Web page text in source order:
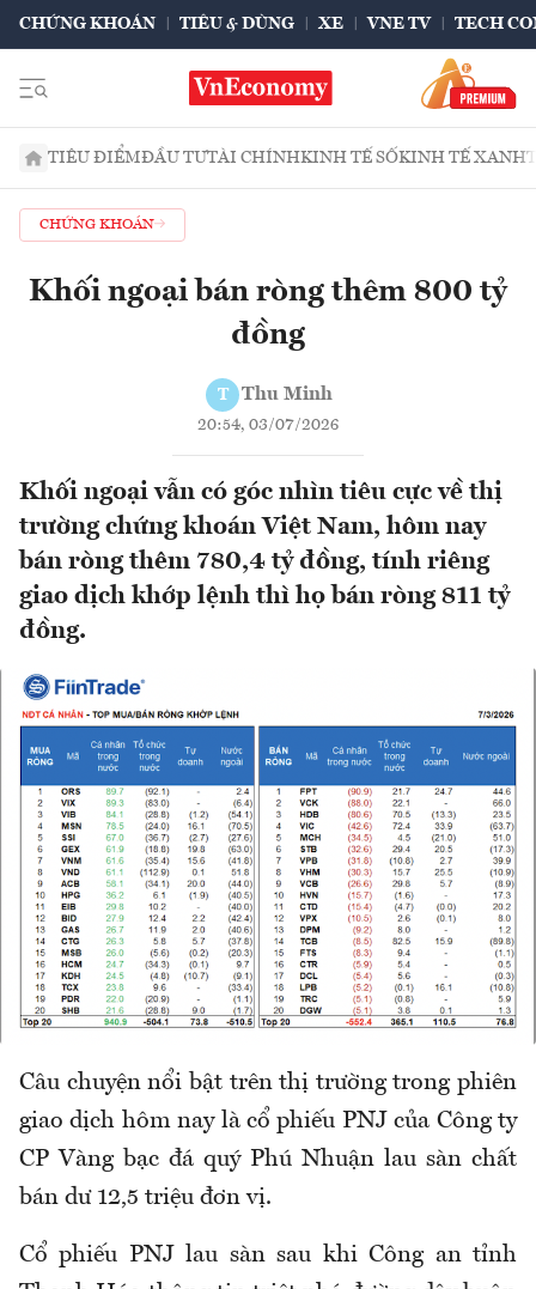
CHỨNG KHOÁN TIÊU & DÙNG XE VNE TV TECH
TIÊU ĐIỂMĐẦU TƯTÀI CHÍNHKINH TẾ SỐKINH TẾ XANH
CHỨNG KHOÁN
Khối ngoại bán ròng thêm 800 tỷ
đồng
T Thu Minh
20:54, 03/07/2026
Khối ngoại vẫn có góc nhìn tiêu cực về thị
trường chứng khoán Việt Nam, hôm nay
bán ròng thêm 780,4 tỷ đồng, tính riêng
giao dịch khớp lệnh thì họ bán ròng 811 tỷ
đồng.
Câu chuyện nổi bật trên thị trường trong phiên
giao dịch hôm nay là cổ phiếu PNJ của Công ty
CP Vàng bạc đá quý Phú Nhuận lau sàn chất
bán dư 12,5 triệu đơn vị.
Cổ phiếu PNJ lau sàn sau khi Công an tỉnh